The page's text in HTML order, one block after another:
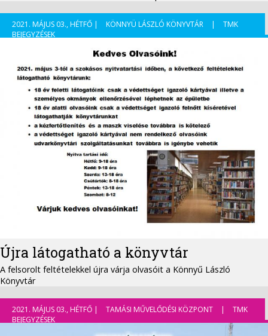
2021. MÁJUS 03., HÉTFŐ | KÖNNYÜ LÁSZLÓ KÖNYVTÁR |
TMK
BEJEGYZÉSEK
Újra látogatható a könyvtár
A felsorolt feltételekkel újra várja olvasóit a Könnyű László
Könyvtár
2021. MÁJUS 03., HÉTFŐ | TAMÁSI MŰVELŐDÉSI KÖZPONT |
TMK
BEJEGYZÉSEK